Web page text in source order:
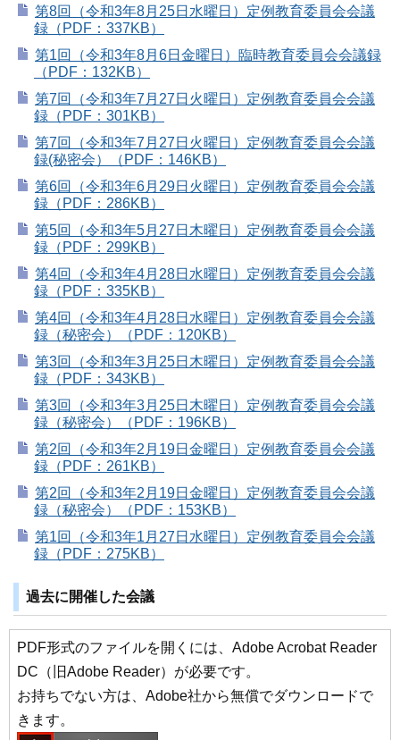
第8回（令和3年8月25日水曜日）定例教育委員会会議
録（PDF：337KB）
第1回（令和3年8月6日金曜日）臨時教育委員会会議録
（PDF：132KB）
第7回（令和3年7月27日火曜日）定例教育委員会会議
録（PDF：301KB）
第7回（令和3年7月27日火曜日）定例教育委員会会議
録(秘密会）（PDF：146KB）
第6回（令和3年6月29日火曜日）定例教育委員会会議
録（PDF：286KB）
第5回（令和3年5月27日木曜日）定例教育委員会会議
録（PDF：299KB）
第4回（令和3年4月28日水曜日）定例教育委員会会議
録（PDF：335KB）
第4回（令和3年4月28日水曜日）定例教育委員会会議
録（秘密会）（PDF：120KB）
第3回（令和3年3月25日木曜日）定例教育委員会会議
録（PDF：343KB）
第3回（令和3年3月25日木曜日）定例教育委員会会議
録（秘密会）（PDF：196KB）
第2回（令和3年2月19日金曜日）定例教育委員会会議
録（PDF：261KB）
第2回（令和3年2月19日金曜日）定例教育委員会会議
録（秘密会）（PDF：153KB）
第1回（令和3年1月27日水曜日）定例教育委員会会議
録（PDF：275KB）
過去に開催した会議
PDF形式のファイルを開くには、Adobe Acrobat Reader
DC（旧Adobe Reader）が必要です。
お持ちでない方は、Adobe社から無償でダウンロードで
きます。